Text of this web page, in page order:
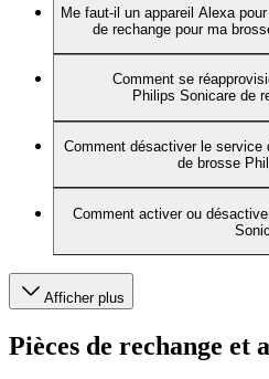
Me faut-il un appareil Alexa
de rechange pour ma
Comment se
Philips Sonicare de
Comment désactiver le service
de brosse
Comment activer ou
Afficher plus
Pièces de rechange et